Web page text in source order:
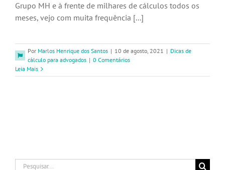
Grupo MH e à frente de milhares de cálculos todos os
meses, vejo com muita frequência [...]
Por Marlos Henrique dos Santos | 10 de agosto, 2021 | Dicas de
cálculo para advogados | 0 Comentários
Leia Mais
Buscar